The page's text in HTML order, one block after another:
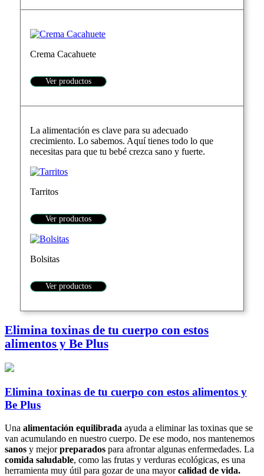
Crema Cacahuete
Ver productos
La alimentación es clave para su adecuado
crecimiento. Lo sabemos. Aquí tienes todo lo que
necesitas para que tu bebé crezca sano y fuerte.
Tarritos
Ver productos
Bolsitas
Ver productos
Elimina toxinas de tu cuerpo con estos
alimentos y Be Plus
Elimina toxinas de tu cuerpo con estos alimentos y
Be Plus
Una alimentación equilibrada ayuda a eliminar las toxinas que se
van acumulando en nuestro cuerpo. De ese modo, nos mantenemos
sanos y mejorpreparados para afrontar algunas enfermedades. La
comida saludable, como las frutas y verduras ecológicas, es una
herramienta muy útil para gozar de una mayorcalidad de vida.